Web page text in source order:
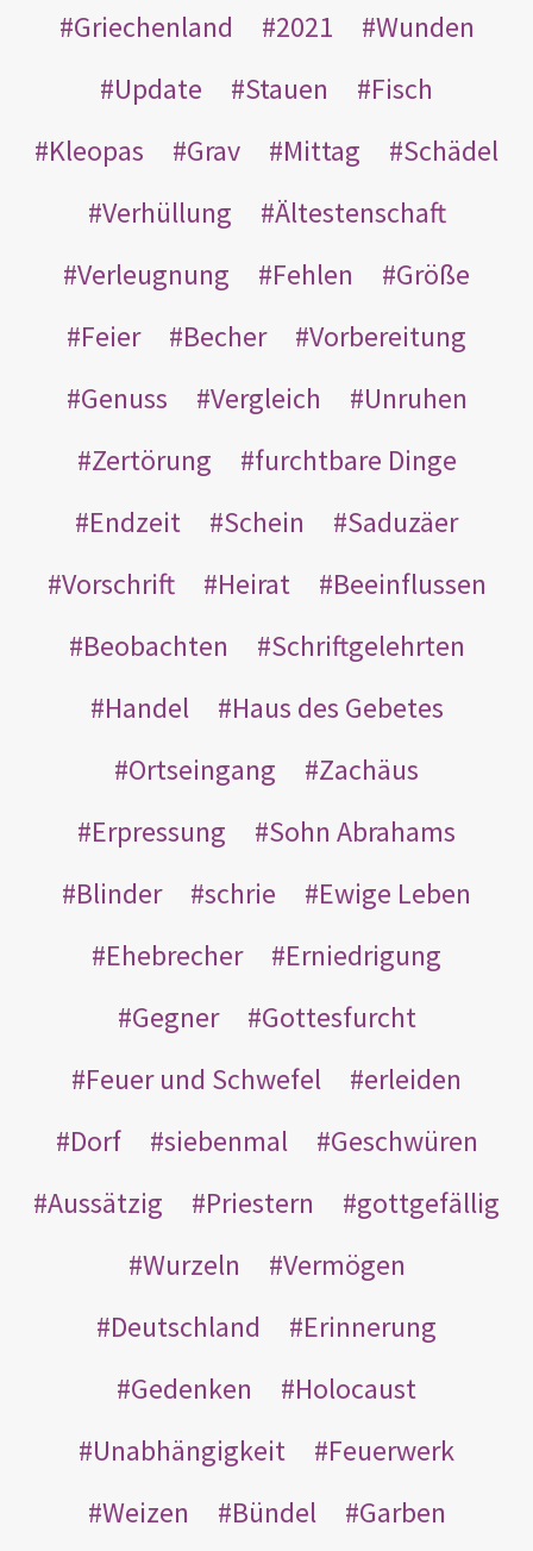
Griechenland 2021
Wunden
Update
Stauen
Fisch
Kleopas
Grav Mittag
Schädel
Verhüllung
Ältestenschaft
Verleugnung
Fehlen
Größe
Feier
Becher
Vorbereitung
Genuss
Vergleich
Unruhen
Zertörung
furchtbare Dinge
Endzeit
Schein
Saduzäer
Vorschrift
Heirat
Beeinflussen
Beobachten
Schriftgelehrten
Handel
Haus des Gebetes
Ortseingang
Zachäus
Erpressung
Sohn Abrahams
Blinder
schrie
Ewige Leben
Ehebrecher
Erniedrigung
Gegner
Gottesfurcht
Feuer und Schwefel
erleiden
Dorf
siebenmal
Geschwüren
Aussätzig
Priestern
gottgefällig
Wurzeln
Vermögen
Deutschland
Erinnerung
Gedenken
Holocaust
Unabhängigkeit
Feuerwerk
Weizen
Bündel
Garben